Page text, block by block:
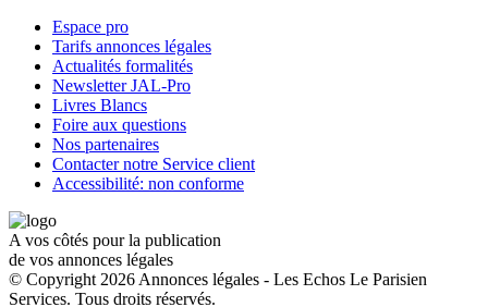
Espace pro
Tarifs annonces légales
Actualités formalités
Newsletter JAL-Pro
Livres Blancs
Foire aux questions
Nos partenaires
Contacter notre Service client
Accessibilité: non conforme
A vos côtés pour la publication
de vos annonces légales
© Copyright 2026 Annonces légales - Les Echos Le Parisien
Services. Tous droits réservés.